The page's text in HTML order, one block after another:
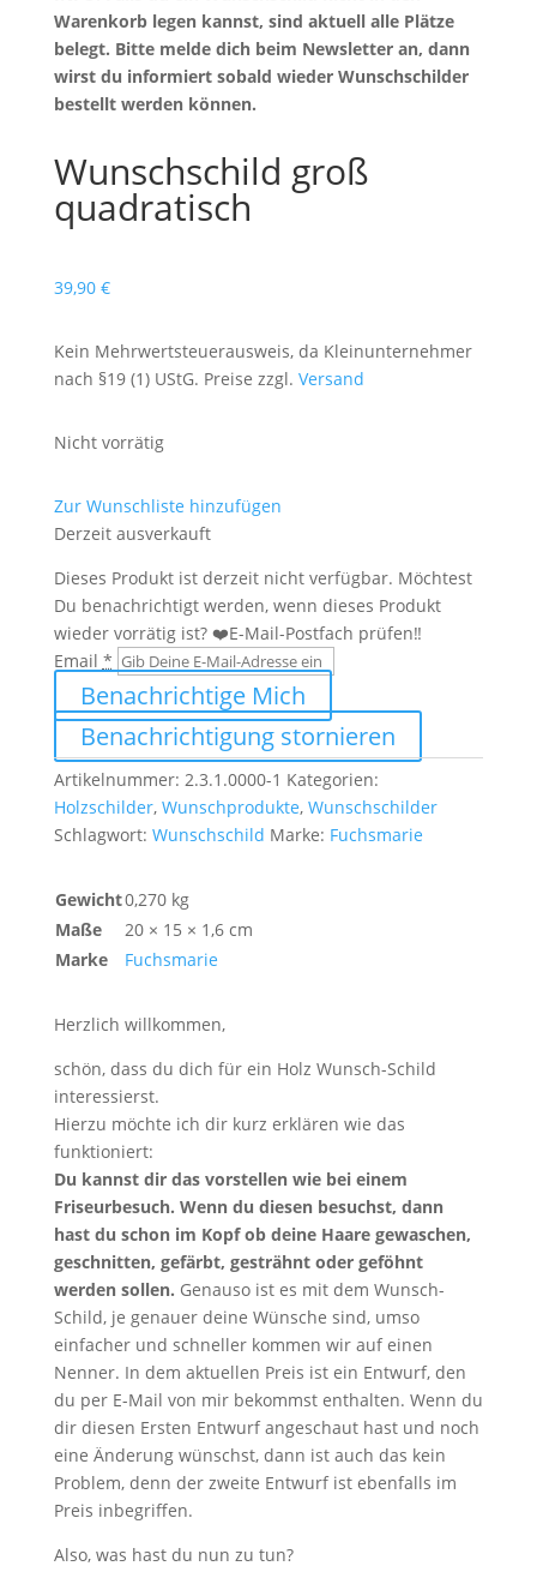
Warenkorb legen kannst, sind aktuell alle Plätze
belegt. Bitte melde dich beim Newsletter an, dann
wirst du informiert sobald wieder Wunschschilder
bestellt werden können.
Wunschschild groß
quadratisch
39,90 €
Kein Mehrwertsteuerausweis, da Kleinunternehmer
nach §19 (1) UStG. Preise zzgl. Versand
Nicht vorrätig
Zur Wunschliste hinzufügen
Derzeit ausverkauft
Dieses Produkt ist derzeit nicht verfügbar. Möchtest
Du benachrichtigt werden, wenn dieses Produkt
wieder vorrätig ist? ❤️E-Mail-Postfach prüfen‼️
Email *
Benachrichtige Mich
Benachrichtigung stornieren
Artikelnummer: 2.3.1.0000-1 Kategorien:
Holzschilder, Wunschprodukte, Wunschschilder
Schlagwort: Wunschschild Marke: Fuchsmarie
Gewicht0,270 kg
Maße
20 × 15 × 1,6 cm
Marke
Fuchsmarie
Herzlich willkommen,
schön, dass du dich für ein Holz Wunsch-Schild
interessierst.
Hierzu möchte ich dir kurz erklären wie das
funktioniert:
Du kannst dir das vorstellen wie bei einem
Friseurbesuch. Wenn du diesen besuchst, dann
hast du schon im Kopf ob deine Haare gewaschen,
geschnitten, gefärbt, gesträhnt oder geföhnt
werden sollen. Genauso ist es mit dem Wunsch-
Schild, je genauer deine Wünsche sind, umso
einfacher und schneller kommen wir auf einen
Nenner. In dem aktuellen Preis ist ein Entwurf, den
du per E-Mail von mir bekommst enthalten. Wenn du
dir diesen Ersten Entwurf angeschaut hast und noch
eine Änderung wünschst, dann ist auch das kein
Problem, denn der zweite Entwurf ist ebenfalls im
Preis inbegriffen.
Also, was hast du nun zu tun?